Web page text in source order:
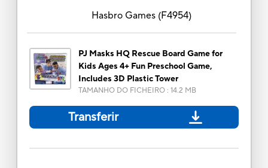
Hasbro Games(F4954)
PJ Masks HQ Rescue Board Game for
Kids Ages 4+ Fun Preschool Game,
Includes 3D Plastic Tower
TAMANHO DO FICHEIRO: 14.2 MB
Transferir